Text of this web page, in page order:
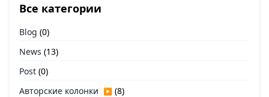
Все категории
Blog (0)
News (13)
Post (0)
Авторские колонки ▶ (8)